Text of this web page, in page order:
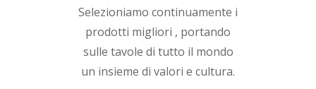
Selezioniamo continuamente i
prodotti migliori , portando
sulle tavole di tutto il mondo
un insieme di valori e cultura.